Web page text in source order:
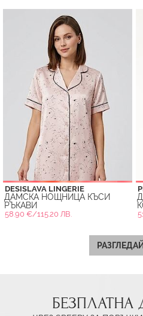
DESISLAVA LINGERIE
ДАМСКА НОЩНИЦА КЪСИ
РЪКАВИ
58.90 €/115.20 ЛВ.
БЕЗПЛАТНА